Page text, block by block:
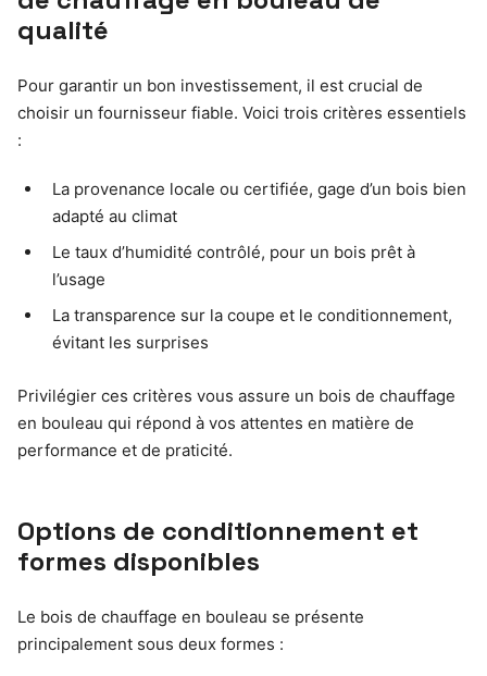
qualité
Pour garantir un bon investissement, il est crucial de
choisir un fournisseur fiable. Voici trois critères essentiels
:
La provenance locale ou certifiée, gage d’un bois bien
adapté au climat
Le taux d’humidité contrôlé, pour un bois prêt à
l’usage
La transparence sur la coupe et le conditionnement,
évitant les surprises
Privilégier ces critères vous assure un bois de chauffage
en bouleau qui répond à vos attentes en matière de
performance et de praticité.
Options de conditionnement et
formes disponibles
Le bois de chauffage en bouleau se présente
principalement sous deux formes :